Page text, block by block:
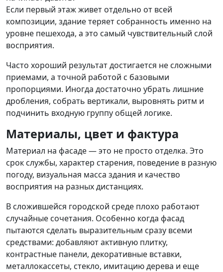
Если первый этаж живет отдельно от всей
композиции, здание теряет собранность именно на
уровне пешехода, а это самый чувствительный слой
восприятия.
Часто хороший результат достигается не сложными
приемами, а точной работой с базовыми
пропорциями. Иногда достаточно убрать лишние
дробления, собрать вертикали, выровнять ритм и
подчинить входную группу общей логике.
Материалы, цвет и фактура
Материал на фасаде — это не просто отделка. Это
срок службы, характер старения, поведение в разную
погоду, визуальная масса здания и качество
восприятия на разных дистанциях.
В сложившейся городской среде плохо работают
случайные сочетания. Особенно когда фасад
пытаются сделать выразительным сразу всеми
средствами: добавляют активную плитку,
контрастные панели, декоративные вставки,
металлокассеты, стекло, имитацию дерева и еще